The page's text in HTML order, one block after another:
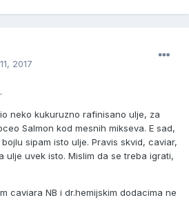
2017
neko kukuruzno rafinisano ulje, za
Salmon kod mesnih mikseva. E sad,
sipam isto ulje. Pravis skvid, caviar,
ulje uvek isto. Mislim da se treba igrati,
caviara NB i dr.hemijskim dodacima ne